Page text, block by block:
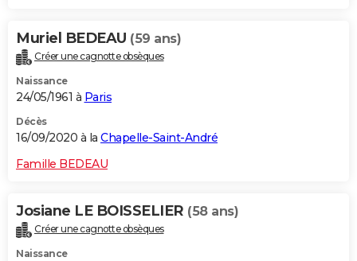
Muriel BEDEAU (59 ans)
Créer une cagnotte obsèques
Naissance
24/05/1961 à Paris
Décès
16/09/2020 à la Chapelle-Saint-André
Famille BEDEAU
Josiane LE BOISSELIER (58 ans)
Créer une cagnotte obsèques
Naissance